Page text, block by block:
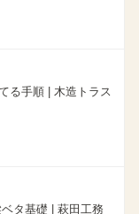
る手順 | 木造トラス
タ基礎 | 萩田工務